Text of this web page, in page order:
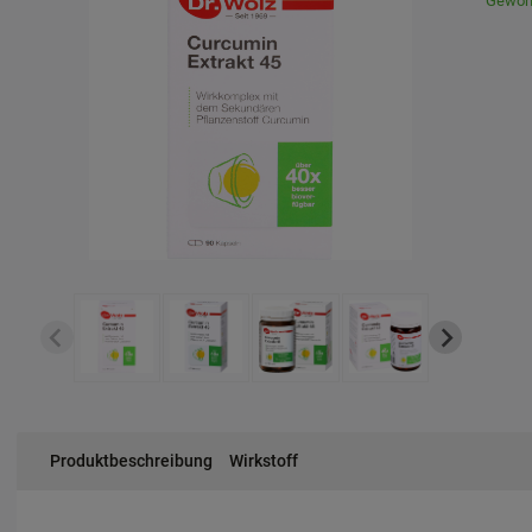
Produktbeschreibung Wirkstoff